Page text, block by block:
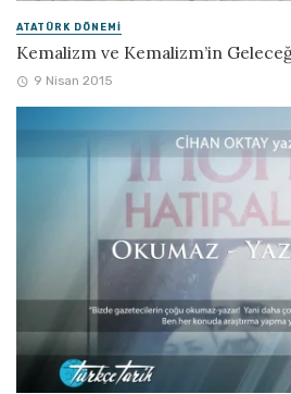
ATATÜRK DÖNEMI
Kemalizm ve Kemalizm’in
9 Nisan 2015